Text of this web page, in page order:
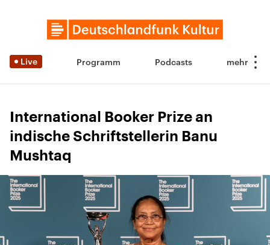
Live Programm Podcasts
International Booker Prize an
indische Schriftstellerin Banu
Mushtaq